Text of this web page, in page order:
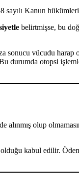
sayılı Kanun
belirtmişse, bu
sonucu vücudu harap
durumda otopsi
olup
kabul edilir.